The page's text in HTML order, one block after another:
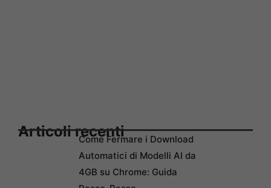
Articoli recentiCome Fermare i Download
Automatici di Modelli AI da
4GB su Chrome: Guida